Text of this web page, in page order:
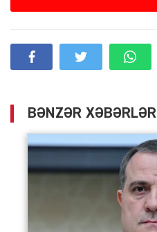
BƏNZƏR XƏBƏRLƏR